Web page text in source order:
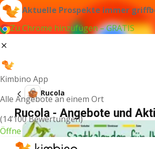
Aktuelle Prospekte immer
Zu Chrome hinzufügen – GRATIS
Kimbino App
Alle Angebote an einem Ort
(14’100 Bewertungen)
Öffne
Rucola
Rucola - Angebote und